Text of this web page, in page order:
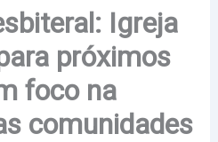
Igreja
próximos
foco na
comunidades